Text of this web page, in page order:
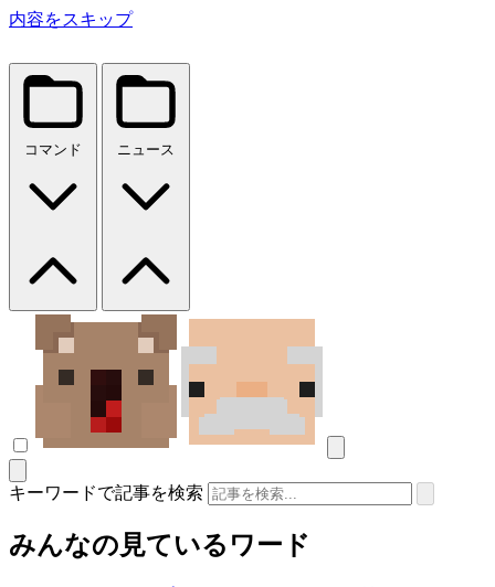
内容をスキップ
コマンド ニュース
キーワードで記事を検索
みんなの見ているワード